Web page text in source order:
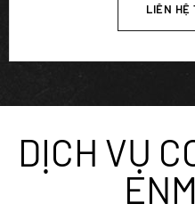
LIÊN HỆ
DỊCH VỤ